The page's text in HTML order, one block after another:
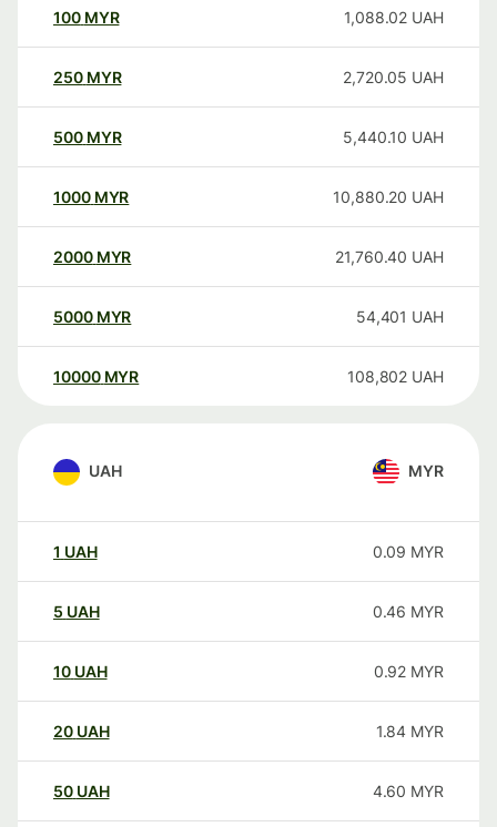
100 MYR 1,088.02 UAH
250 MYR 2,720.05 UAH
500 MYR 5,440.10 UAH
1000 MYR 10,880.20 UAH
2000 MYR 21,760.40 UAH
5000 MYR 54,401 UAH
10000 MYR 108,802 UAH
UAH MYR
1 UAH 0.09 MYR
5 UAH 0.46 MYR
10 UAH 0.92 MYR
20 UAH 1.84 MYR
50 UAH 4.60 MYR